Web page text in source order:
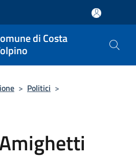
di Costa
> Politici >